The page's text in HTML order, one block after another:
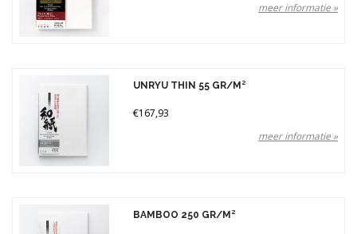
meer informatie »
UNRYU THIN 55 GR/M²
€167,93
meer informatie »
BAMBOO 250 GR/M²